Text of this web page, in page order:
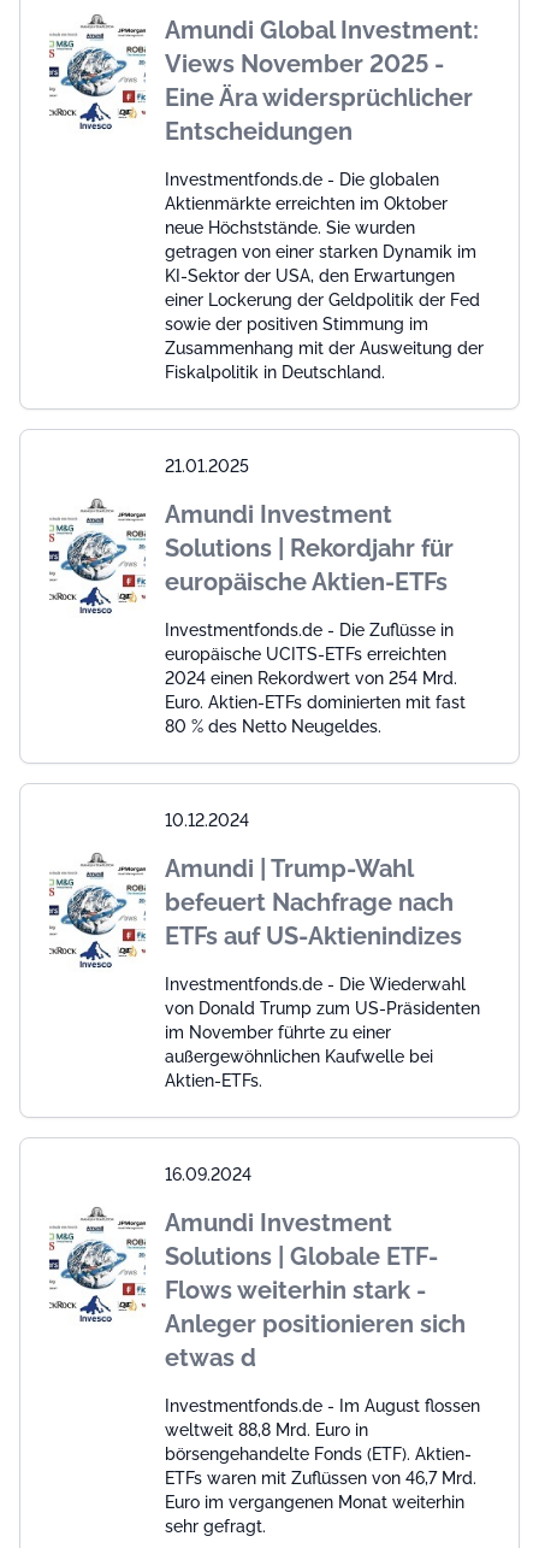
Amundi Global Investment:
Views November 2025 -
Eine Ära widersprüchlicher
Entscheidungen
Investmentfonds.de - Die globalen
Aktienmärkte erreichten im Oktober
neue Höchststände. Sie wurden
getragen von einer starken Dynamik im
KI-Sektor der USA, den Erwartungen
einer Lockerung der Geldpolitik der Fed
sowie der positiven Stimmung im
Zusammenhang mit der Ausweitung der
Fiskalpolitik in Deutschland.
21.01.2025
Amundi Investment
Solutions | Rekordjahr für
europäische Aktien-ETFs
Investmentfonds.de - Die Zuflüsse in
europäische UCITS-ETFs erreichten
2024 einen Rekordwert von 254 Mrd.
Euro. Aktien-ETFs dominierten mit fast
80 % des Netto Neugeldes.
10.12.2024
Amundi | Trump-Wahl
befeuert Nachfrage nach
ETFs auf US-Aktienindizes
Investmentfonds.de - Die Wiederwahl
von Donald Trump zum US-Präsidenten
im November führte zu einer
außergewöhnlichen Kaufwelle bei
Aktien-ETFs.
16.09.2024
Amundi Investment
Solutions | Globale ETF-
Flows weiterhin stark -
Anleger positionieren sich
etwas d
Investmentfonds.de - Im August flossen
weltweit 88,8 Mrd. Euro in
börsengehandelte Fonds (ETF). Aktien-
ETFs waren mit Zuflüssen von 46,7 Mrd.
Euro im vergangenen Monat weiterhin
sehr gefragt.